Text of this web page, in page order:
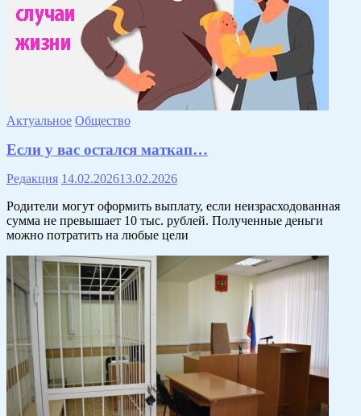
Актуальное Общество
Если у вас остался маткап…
Редакция 14.02.202613.02.2026
Родители могут оформить выплату, если неизрасходованная
сумма не превышает 10 тыс. рублей. Полученные деньги
можно потратить на любые цели